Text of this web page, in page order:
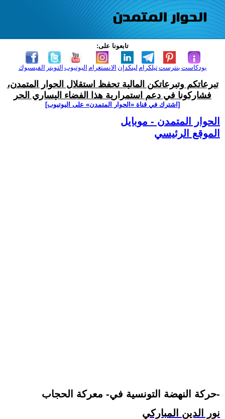
تابعونا على:
الفيسبوك التويتر اليوتيوب الانستغرام لينكدإن تيلكرامبنترست بودكاست
تبرعاتكم وتبرعاتكن المالية تحفظ استقلال الحوار المتمدن،
فشاركونا في دعم استمرارية هذا الفضاء اليساري الحر
[اشترك في قناة ‫«الحوار المتمدن» على اليوتيوب]
الحوار المتمدن - موبايل
الموقع الرئيسي
حركة النهضة التونسية في- معركة الحجاب-
نور الدين المباركي